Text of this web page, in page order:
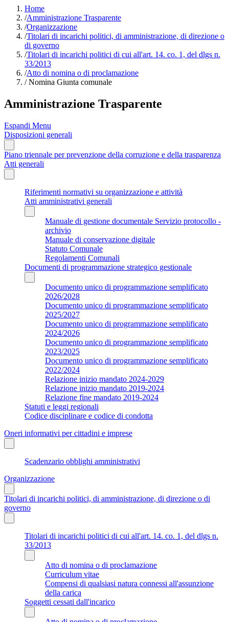
Home
/Amministrazione Trasparente
/Organizzazione
/Titolari di incarichi politici, di amministrazione, di direzione o
di governo
/Titolari di incarichi politici di cui all'art. 14. co. 1, del dlgs n.
33/2013
/Atto di nomina o di proclamazione
/Nomina Giunta comunale
Amministrazione Trasparente
Espandi Menu
Disposizioni generali
Piano triennale per prevenzione della corruzione e della trasparenza
Atti generali
Riferimenti normativi su organizzazione e attività
Atti amministrativi generali
Manuale di gestione documentale Servizio protocollo -
archivio
Manuale di conservazione digitale
Statuto Comunale
Regolamenti Comunali
Documenti di programmazione strategico gestionale
Documento unico di programmazione semplificato
2026/2028
Documento unico di programmazione semplificato
2025/2027
Documento unico di programmazione semplificato
2024/2026
Documento unico di programmazione semplificato
2023/2025
Documento unico di programmazione semplificato
2022/2024
Relazione inizio mandato 2024-2029
Relazione inizio mandato 2019-2024
Relazione fine mandato 2019-2024
Statuti e leggi regionali
Codice disciplinare e codice di condotta
Oneri informativi per cittadini e imprese
Scadenzario obblighi amministrativi
Organizzazione
Titolari di incarichi politici, di amministrazione, di direzione o di
governo
Titolari di incarichi politici di cui all'art. 14. co. 1, del dlgs n.
33/2013
Atto di nomina o di proclamazione
Curriculum vitae
Compensi di qualsiasi natura connessi all'assunzione
della carica
Soggetti cessati dall'incarico